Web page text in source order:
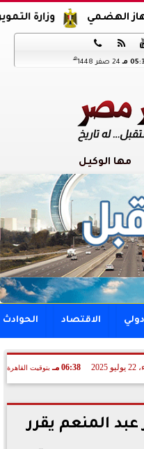
وزارة التموين تعلن


مـ 24 صفر 1448 هـ
مها الوكيل
الاقتصاد الحوادث
06:38 مـ بتوقيت القاهرة
عبد المنعم يقرر